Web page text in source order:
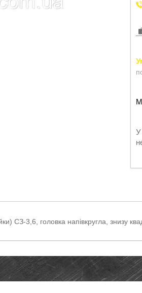
У
СЗ-3,6, головка напівкругла, знизу